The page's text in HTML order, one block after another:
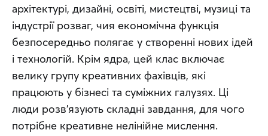
архітектурі, дизайні, освіті, мистецтві, музиці та
індустрії розваг, чия економічна функція
безпосередньо полягає у створенні нових ідей
і технологій. Крім ядра, цей клас включає
велику групу креативних фахівців, які
працюють у бізнесі та суміжних галузях. Ці
люди розв’язують складні завдання, для чого
потрібне креативне нелінійне мислення.